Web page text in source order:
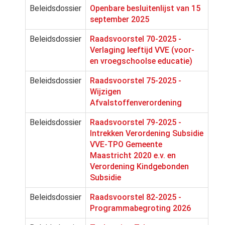
Beleidsdossier
Openbare besluitenlijst van 15
september 2025
Beleidsdossier
Raadsvoorstel 70-2025 -
Verlaging leeftijd VVE (voor-
en vroegschoolse educatie)
Beleidsdossier
Raadsvoorstel 75-2025 -
Wijzigen
Afvalstoffenverordening
Beleidsdossier
Raadsvoorstel 79-2025 -
Intrekken Verordening Subsidie
VVE-TPO Gemeente
Maastricht 2020 e.v. en
Verordening Kindgebonden
Subsidie
Beleidsdossier
Raadsvoorstel 82-2025 -
Programmabegroting 2026